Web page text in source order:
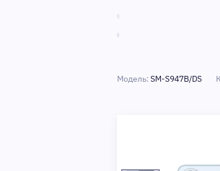
Модель: SM-S947B/DS